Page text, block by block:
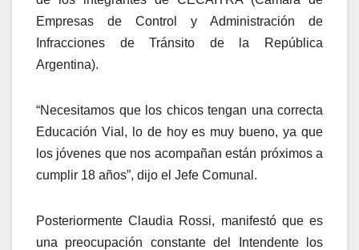
Empresas de Control y Administración de
Infracciones de Tránsito de la República
Argentina).
“Necesitamos que los chicos tengan una correcta
Educación Vial, lo de hoy es muy bueno, ya que
los jóvenes que nos acompañan están próximos a
cumplir 18 años”, dijo el Jefe Comunal.
Posteriormente Claudia Rossi, manifestó que es
una preocupación constante del Intendente los